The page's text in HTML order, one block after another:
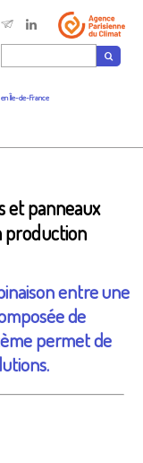
Île-de-France
et panneaux
production
entre une
de
permet de